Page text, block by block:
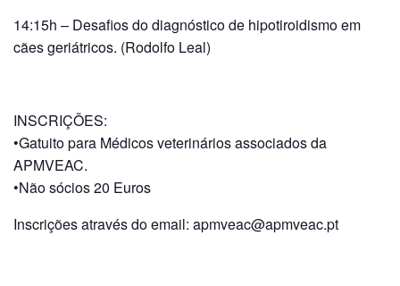
14:15h – Desafios do diagnóstico de hipotiroidismo em
cães geriátricos. (Rodolfo Leal)
INSCRIÇÕES:
•Gatuito para Médicos veterinários associados da
APMVEAC.
•Não sócios 20 Euros
Inscrições através do email: apmveac@apmveac.pt